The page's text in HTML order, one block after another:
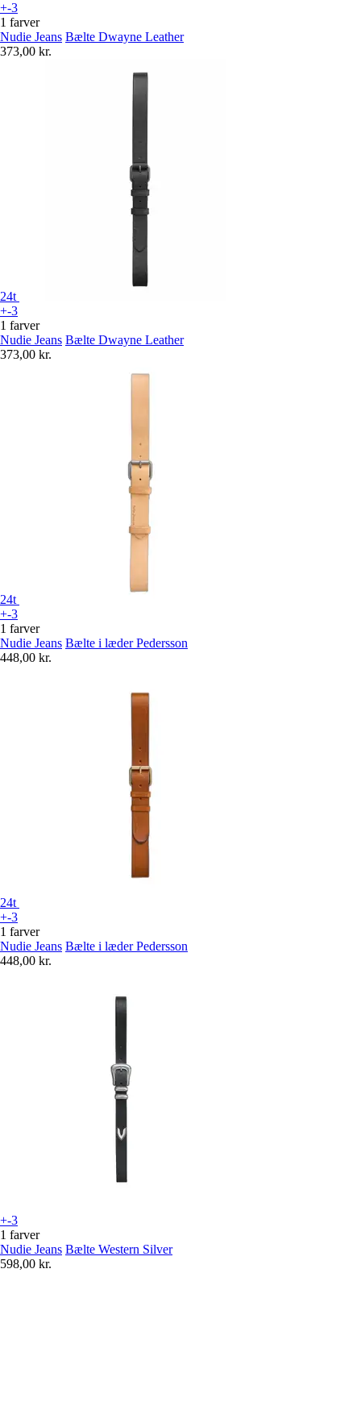
+-3
1 farver
Nudie Jeans Bælte Dwayne Leather
373,00 kr.
24t
+-3
1 farver
Nudie Jeans Bælte Dwayne Leather
373,00 kr.
24t
+-3
1 farver
Nudie Jeans Bælte i læder Pedersson
448,00 kr.
24t
+-3
1 farver
Nudie Jeans Bælte i læder Pedersson
448,00 kr.
+-3
1 farver
Nudie Jeans Bælte Western Silver
598,00 kr.